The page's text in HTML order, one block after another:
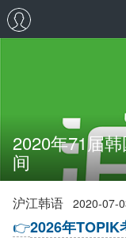
2020年71届
间
沪江韩语 2020-07-
👉2026年TOPIK